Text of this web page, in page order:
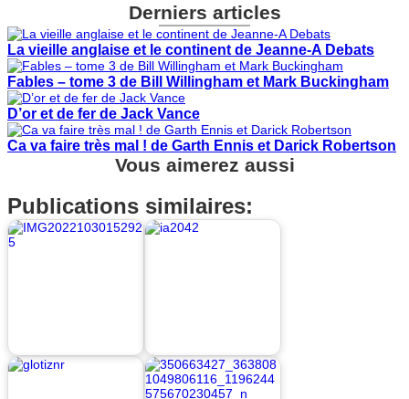
Derniers articles
La vieille anglaise et le continent de Jeanne-A Debats
Fables – tome 3 de Bill Willingham et Mark Buckingham
D’or et de fer de Jack Vance
Ca va faire très mal ! de Garth Ennis et Darick Robertson
Vous aimerez aussi
Publications similaires: